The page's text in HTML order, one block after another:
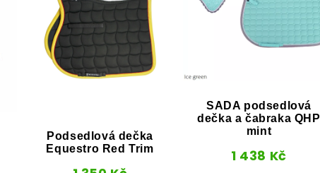
Podsedlová dečka
Equestro Red Trim
SADA podsedlová
dečka a čabraka QHP
mint
1 438 Kč